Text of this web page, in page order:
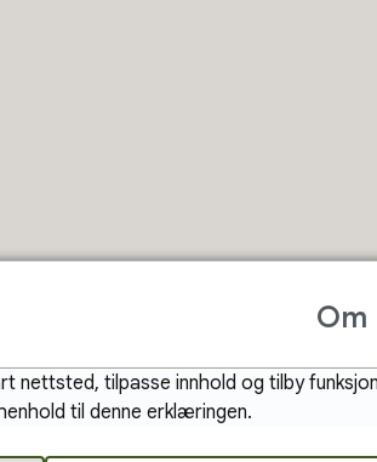
Om
tilpasse innhold og tilby
til denne erklæringen.